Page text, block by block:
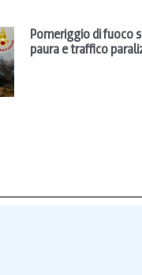
Pomeriggio di fuoco
paura e traffico